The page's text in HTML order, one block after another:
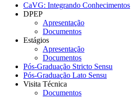
CaVG: Integrando Conhecimentos
DPEP
Apresentação
Documentos
Estágios
Apresentação
Documentos
Pós-Graduação Stricto Sensu
Pós-Graduação Lato Sensu
Visita Técnica
Documentos